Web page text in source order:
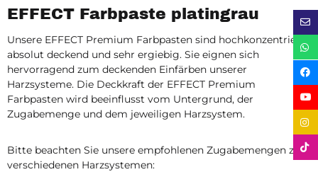
EFFECT Farbpaste platingrau
Unsere EFFECT Premium Farbpasten sind hochkonzentriert,
absolut deckend und sehr ergiebig. Sie eignen sich
hervorragend zum deckenden Einfärben unserer
Harzsysteme. Die Deckkraft der EFFECT Premium
Farbpasten wird beeinflusst vom Untergrund, der
Zugabemenge und dem jeweiligen Harzsystem.
Bitte beachten Sie unsere empfohlenen Zugabemengen zu
verschiedenen Harzsystemen: